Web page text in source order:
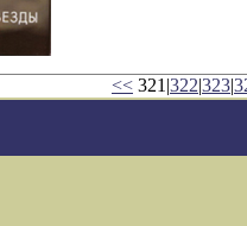
<< 321|322|323|